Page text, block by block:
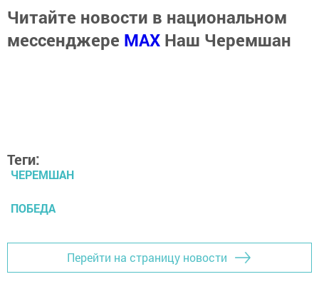
Читайте новости в национальном
мессенджере MАХ Наш Черемшан
Теги:
ЧЕРЕМШАН
ПОБЕДА
Перейти на страницу новости